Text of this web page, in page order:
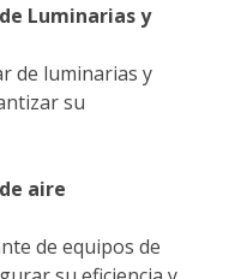
Luminarias y
de luminarias y
su
aire
de equipos de